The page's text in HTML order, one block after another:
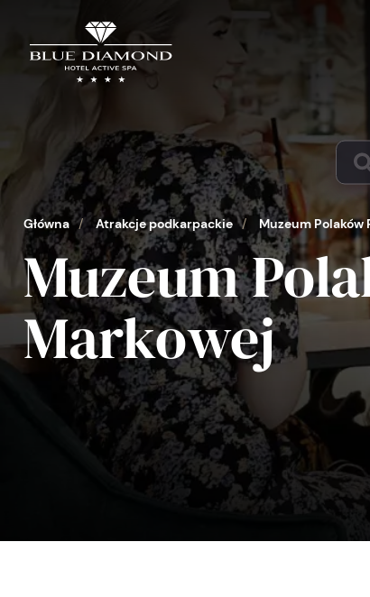
Główna / Atrakcje podkarpackie / Muzeum Polaków
Muzeum
Markowej